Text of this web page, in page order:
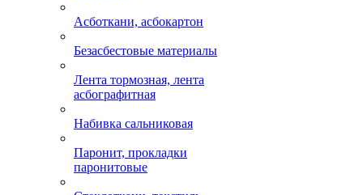
Асботкани, асбокартон
Безасбестовые материалы
Лента тормозная, лента
асбографитная
Набивка сальниковая
Паронит, прокладки
паронитовые